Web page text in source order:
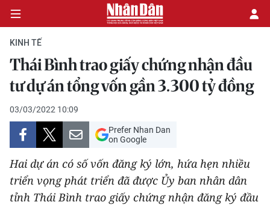
CHÍNH TRỊ
KINH TẾ
VĂN HÓA
XÃ HỘI
PHÁP LUẬT
KINH TẾ
Thái Bình trao giấy chứng nhận đầu
tư dự án tổng vốn gần 3.300 tỷ đồng
03/03/2022 10:09
Prefer Nhan Dan
on Google
Hai dự án có số vốn đăng ký lớn, hứa hẹn nhiều
triển vọng phát triển đã được Ủy ban nhân dân
tỉnh Thái Bình trao giấy chứng nhận đăng ký đầu